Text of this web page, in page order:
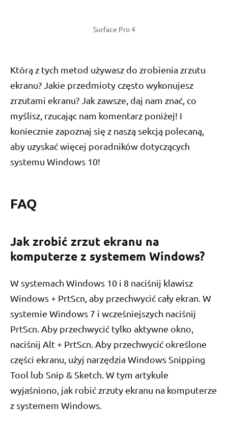
Surface Pro 4
Którą z tych metod używasz do zrobienia zrzutu
ekranu? Jakie przedmioty często wykonujesz
zrzutami ekranu? Jak zawsze, daj nam znać, co
myślisz, rzucając nam komentarz poniżej! I
koniecznie zapoznaj się z naszą sekcją polecaną,
aby uzyskać więcej poradników dotyczących
systemu Windows 10!
FAQ
Jak zrobić zrzut ekranu na
komputerze z systemem Windows?
W systemach Windows 10 i 8 naciśnij klawisz
Windows + PrtScn, aby przechwycić cały ekran. W
systemie Windows 7 i wcześniejszych naciśnij
PrtScn. Aby przechwycić tylko aktywne okno,
naciśnij Alt + PrtScn. Aby przechwycić określone
części ekranu, użyj narzędzia Windows Snipping
Tool lub Snip & Sketch. W tym artykule
wyjaśniono, jak robić zrzuty ekranu na komputerze
z systemem Windows.